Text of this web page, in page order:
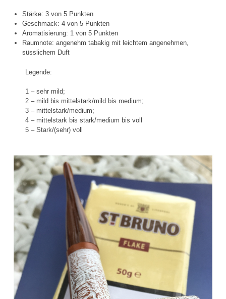
Stärke: 3 von 5 Punkten
Geschmack: 4 von 5 Punkten
Aromatisierung: 1 von 5 Punkten
Raumnote: angenehm tabakig mit leichtem angenehmen,
süsslichem Duft
Legende:
1 – sehr mild;
2 – mild bis mittelstark/mild bis medium;
3 – mittelstark/medium;
4 – mittelstark bis stark/medium bis voll
5 – Stark/(sehr) voll